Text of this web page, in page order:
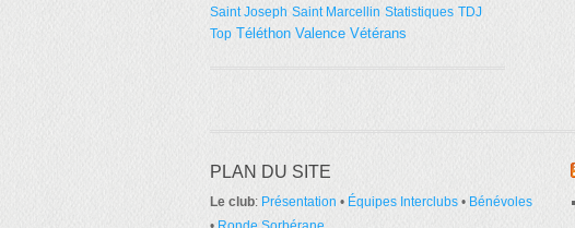
Saint Joseph Saint Marcellin Statistiques TDJ
Top Téléthon Valence Vétérans
PLAN DU SITE
Le club: Présentation • Équipes Interclubs • Bénévoles